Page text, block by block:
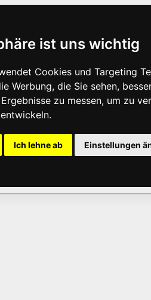
ist uns wichtig
Cookies und Targeting
Werbung, die Sie sehen,
zu messen, um zu
Ich lehne ab Einstellungen